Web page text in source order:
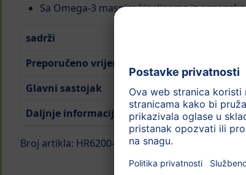
Sa Omega-3 masnim kiselinama iz
sadrži
Preporučeno vrijeme za hranjenje
Glavni sastojak
Daljnje informacije
Broj artikla: HR6200-01